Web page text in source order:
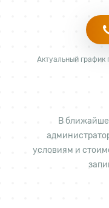
Актуальный график
В
условиям и